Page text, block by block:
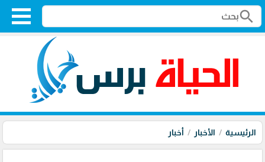
search
الرئيسية الأخبار أخبار